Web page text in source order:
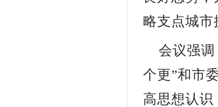
略支点城
会议强
个更”和市
高思想认识